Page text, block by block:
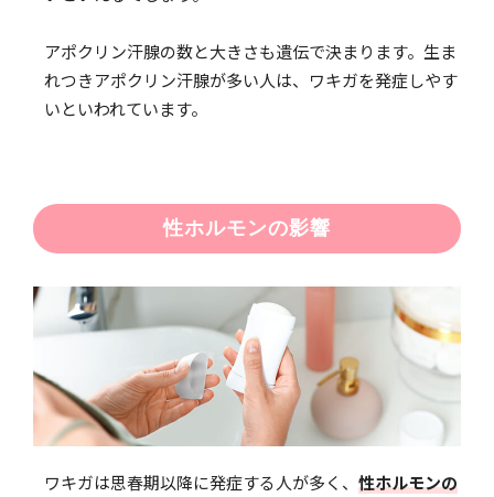
アポクリン汗腺の数と大きさも遺伝で決まります。生ま
れつきアポクリン汗腺が多い人は、ワキガを発症しやす
いといわれています。
性ホルモンの影響
ワキガは思春期以降に発症する人が多く、 性ホルモンの